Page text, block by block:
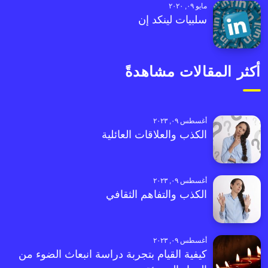
مايو ٠٩, ٢٠٢٠
سلبيات لينكد إن
أكثر المقالات مشاهدةً
أغسطس ٠٩, ٢٠٢٣
الكذب والعلاقات العائلية
أغسطس ٠٩, ٢٠٢٣
الكذب والتفاهم الثقافي
أغسطس ٠٩, ٢٠٢٣
كيفية القيام بتجربة دراسة انبعاث الضوء من